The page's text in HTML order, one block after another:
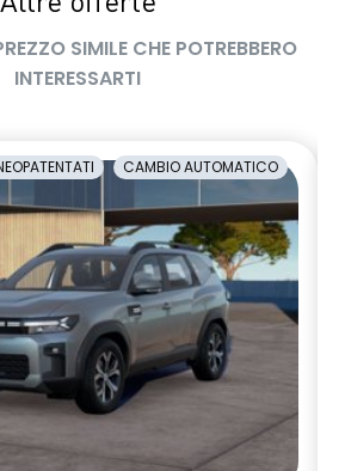
SIMILE CHE POTREBBERO
INTERESSARTI
CAMBIO AUTOMATICO